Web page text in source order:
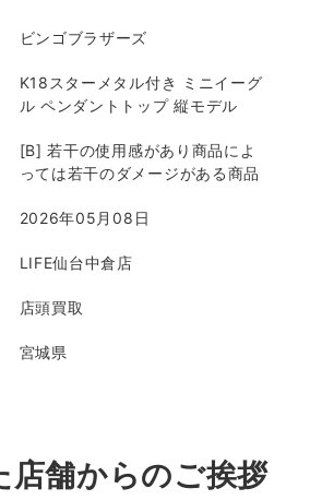
ビンゴブラザーズ
K18スターメタル付き ミニイーグ
ル ペンダントトップ 縦モデル
[B] 若干の使用感があり商品によ
っては若干のダメージがある商品
2026年05月08日
LIFE仙台中倉店
店頭買取
宮城県
店舗からのご挨拶